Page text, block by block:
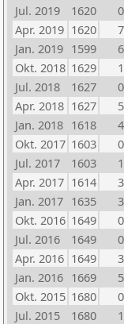
Jul. 2019
1620 0
Apr. 2019 1620 7
Jan. 2019 1599 6
Okt. 2018 1629 1
Jul. 2018
1627 0
Apr. 2018 1627 5
Jan. 2018 1618 4
Okt. 2017 1603 0
Jul. 2017
1603 1
Apr. 2017 1614 3
Jan. 2017 1635 3
Okt. 2016 1649 0
Jul. 2016
1649 0
Apr. 2016 1649 3
Jan. 2016 1669 5
Okt. 2015 1680 0
Jul. 2015
1680 1